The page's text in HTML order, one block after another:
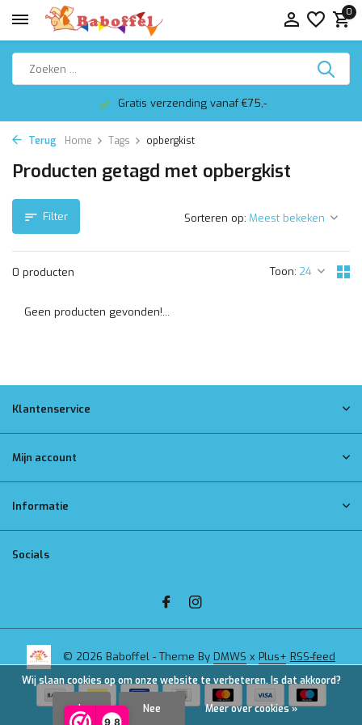
9,8
0
Gratis verzending vanaf €75,-
Terug Home Tags opbergkist
Producten getagd met opbergkist
Filter
0 producten Toon:
Sorteren op:
Geen producten gevonden!...
Klantenservice
Mijn account
Informatie
Socials
© 2026 Baboffel - Theme By DMWS x Plus+ RSS-feed
Wij slaan cookies op om onze website te verbeteren. Is dat akkoord?
Ja Nee Meer over cookies »